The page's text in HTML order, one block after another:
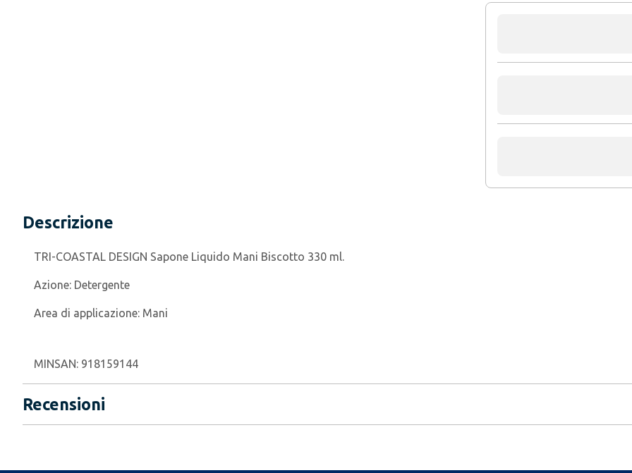
Descrizione
TRI-COASTAL DESIGN Sapone Liquido Mani Biscotto 330 ml.
Azione: Detergente
Area di applicazione: Mani
MINSAN: 918159144
Recensioni